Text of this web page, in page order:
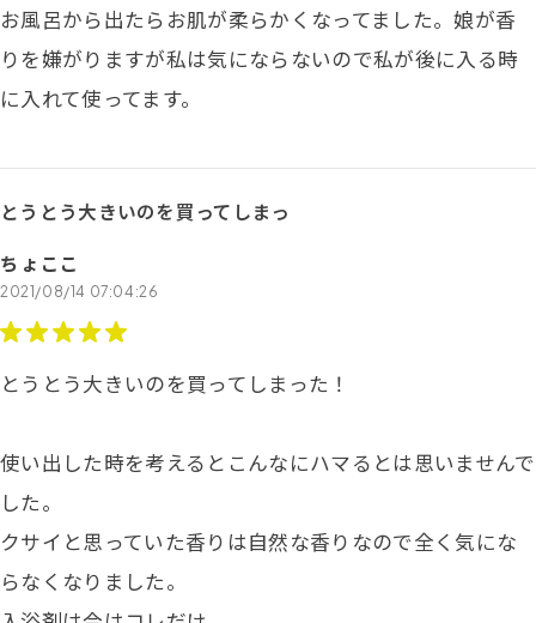
お風呂から出たらお肌が柔らかくなってました。娘が香
りを嫌がりますが私は気にならないので私が後に入る時
に入れて使ってます。
とうとう大きいのを買ってしまっ
ちょここ
2021/08/14 07:04:26
とうとう大きいのを買ってしまった！
使い出した時を考えるとこんなにハマるとは思いませんで
した。
クサイと思っていた香りは自然な香りなので全く気にな
らなくなりました。